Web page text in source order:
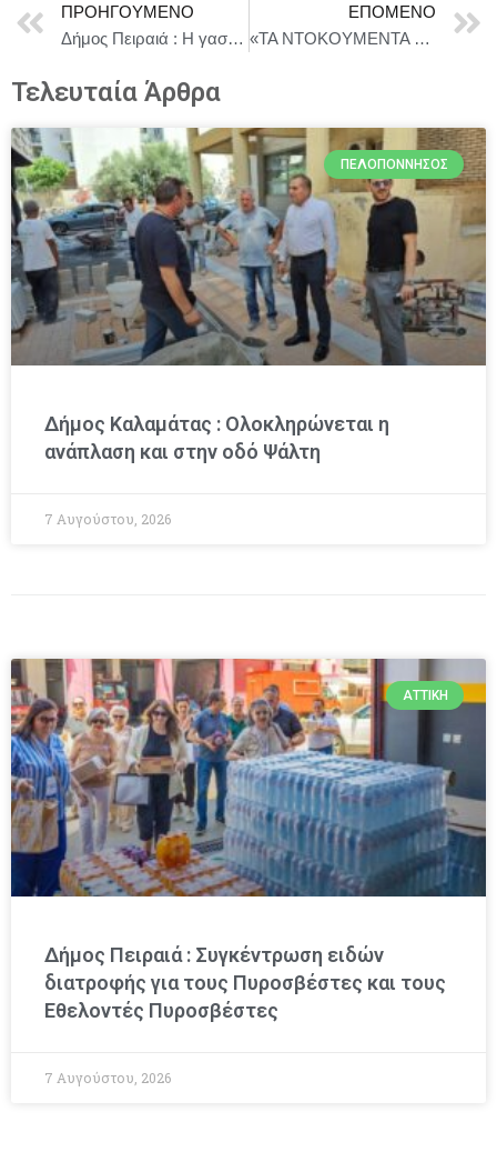
ΠΡΟΗΓΟΎΜΕΝΟ
Δήμος Πειραιά : Η γαστρονομία της θάλασσας στο επίκεντρο του 4ου Γαστρονομικού Φεστιβάλ του Δήμου
ΕΠΌΜΕΝΟ
«ΤΑ ΝΤΟΚΟΥΜΕΝΤΑ ΤΟΥ ΠΕΙΡΑΙΑ». Ένα νέο φεστιβάλ ιδρύεται στην πόλη. Αυτό είναι το πρόγραμμά του
Τελευταία Άρθρα
ΠΕΛΟΠΌΝΝΗΣΟΣ
Δήμος Καλαμάτας : Ολοκληρώνεται η
ανάπλαση και στην οδό Ψάλτη
7 Αυγούστου, 2026
ΑΤΤΙΚΉ
Δήμος Πειραιά : Συγκέντρωση ειδών
διατροφής για τους Πυροσβέστες και τους
Εθελοντές Πυροσβέστες
7 Αυγούστου, 2026